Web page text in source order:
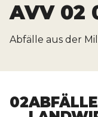
AVV 02
Abfälle aus der
02